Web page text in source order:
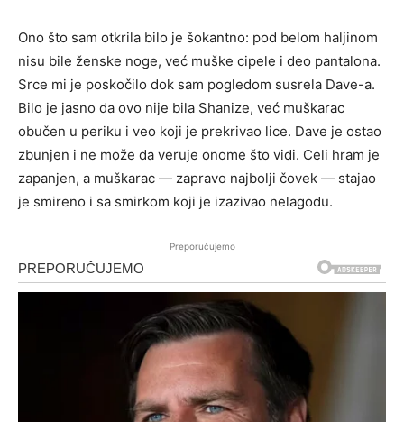
Ono što sam otkrila bilo je šokantno: pod belom haljinom
nisu bile ženske noge, već muške cipele i deo pantalona.
Srce mi je poskočilo dok sam pogledom susrela Dave-a.
Bilo je jasno da ovo nije bila Shanize, već muškarac
obučen u periku i veo koji je prekrivao lice. Dave je ostao
zbunjen i ne može da veruje onome što vidi. Celi hram je
zapanjen, a muškarac — zapravo najbolji čovek — stajao
je smireno i sa smirkom koji je izazivao nelagodu.
Preporučujemo